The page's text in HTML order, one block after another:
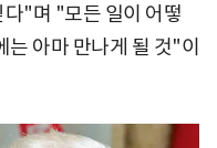
"며 "모든 일이 어떻
아마 만나게 될 것"이